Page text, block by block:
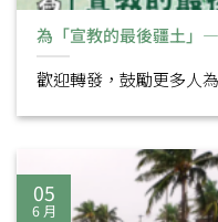
為「宣教的最後疆土」
歡迎轉發，鼓勵更多人
05
6 月